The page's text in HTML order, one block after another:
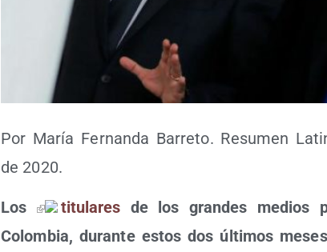
Por María Fer­nan­da Barre­to. Resu­men
de 2020.
Los titu­la­res de los gran­des medios
Colom­bia, duran­te estos dos últi­mos